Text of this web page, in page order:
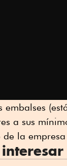
embalses
a sus
la